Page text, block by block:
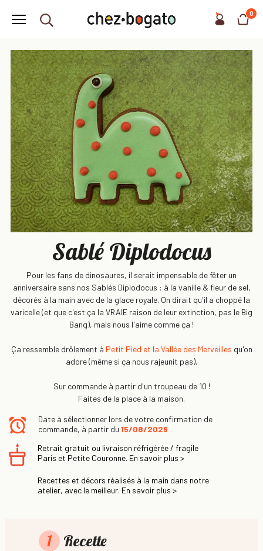
0
Sablé Diplodocus
Pour les fans de dinosaures, il serait impensable de fêter un
anniversaire sans nos Sablés Diplodocus : à la vanille & fleur de sel,
décorés à la main avec de la glace royale. On dirait qu'il a choppé la
varicelle (et que c'est ça la VRAIE raison de leur extinction, pas le Big
Bang), mais nous l'aime comme ça !
Ça ressemble drôlement à Petit Pied et la Vallée des Merveilles qu'on
adore (même si ça nous rajeunit pas).
Sur commande à partir d'un troupeau de 10 !
Faites de la place à la maison.
Date à sélectionner lors de votre confirmation de
commande, à partir du 15/08/2026
Retrait gratuit ou livraison réfrigérée / fragile
Paris et Petite Couronne. En savoir plus >
Recettes et décors réalisés à la main dans notre
atelier, avec le meilleur. En savoir plus >
1 Recette